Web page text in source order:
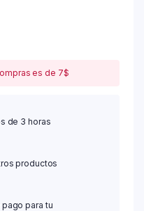
es de 7$
de 3 horas
productos
para tu